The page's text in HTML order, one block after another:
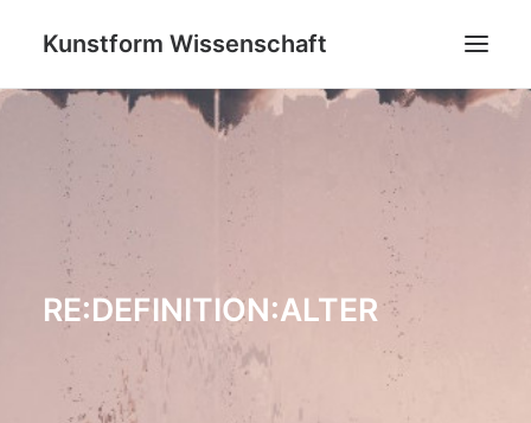
Kunstform Wissenschaft
PROJEKTE
GRATWANDERUNG: ZWISCHEN (UN)SICHTBAREN
FEEDBACK
ÜBER UNS
SEARCH
RE:DEFINITION:ALTER